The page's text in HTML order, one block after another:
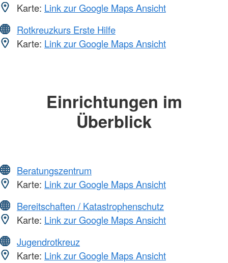
Karte: Link zur Google Maps Ansicht
Rotkreuzkurs Erste Hilfe
Karte: Link zur Google Maps Ansicht
Einrichtungen im
Überblick
Beratungszentrum
Karte: Link zur Google Maps Ansicht
Bereitschaften / Katastrophenschutz
Karte: Link zur Google Maps Ansicht
Jugendrotkreuz
Karte: Link zur Google Maps Ansicht